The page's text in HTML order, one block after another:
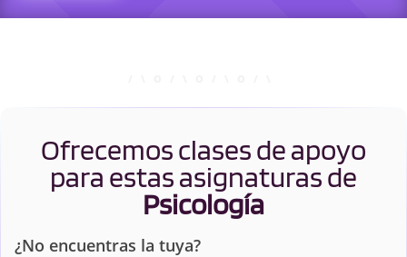
Ofrecemos clases de apoyo
para estas asignaturas de
Psicología
¿No encuentras la tuya?